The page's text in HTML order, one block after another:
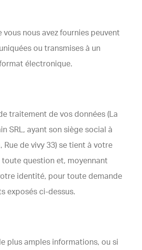
vous nous avez fournies peuvent
ou transmises à un
électronique.
traitement de vos données (La
SRL, ayant son siège social à
Rue de vivy 33) se tient à votre
question et, moyennant
identité, pour toute demande
exposés ci-dessus.
plus amples informations, ou si